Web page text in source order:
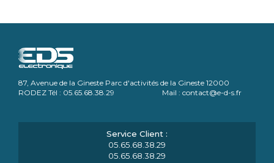
87, Avenue de la Gineste Parc d'activités de la Gineste 12000
RODEZ Tél : 05.65.68.38.29 Mail : contact@e-d-s.fr
05.65.68.38.29
05.65.68.38.29